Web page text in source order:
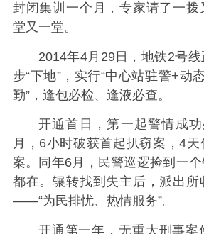
封闭集训一个月，专家请了一拨
堂又一堂。
2014年4月29日，地铁2号
步“下地”，实行“中心站驻警+动
勤”，逢包必检、逢液必查。
开通首日，第一起警情成
月，6小时破获首起扒窃案，4
案。同年6月，民警巡逻捡到一
都在。辗转找到失主后，派出所
——“为民排忧、热情服务”。
开通第一年，无重大刑事案